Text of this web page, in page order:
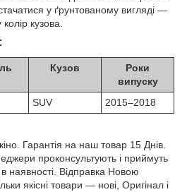
у ґрунтованому вигляді —
кузова.
Кузов
Роки
випуску
SUV 2015–2018
Гарантія на наш товар 15 Днів.
проконсультують і приймуть
наявності. Відправка Новою
якісні товари — нові, Оригінал і